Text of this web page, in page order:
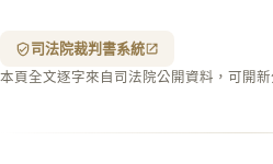
司法院裁判書系統
本頁全文逐字來自司法院公開資料，可開新